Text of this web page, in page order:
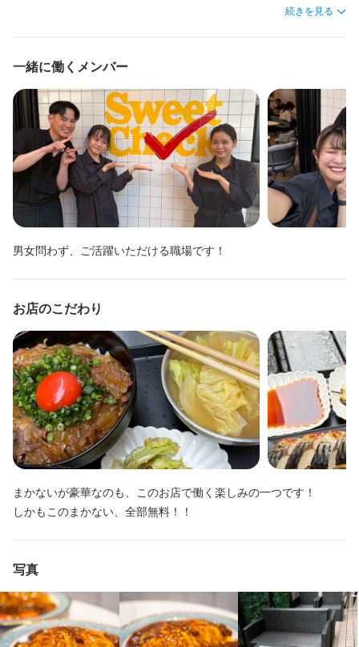
SNSで話題の“オムライスのプロ氏”がプロヂュースの「ぱっかーん
オムライス」は、スタッフがナイフをいれる瞬間をぜひ動画にお
さめてください♪
続きを見る
一緒に働くメンバー
男女問わず、ご活躍いただける職場です！
お店のこだわり
まかないが豪華なのも、このお店で働く楽しみの一つです！
しかもこのまかない、全部無料！！
写真
テーブルマナー
出店開業ノウハウ
求める人物像
■第二新卒
■職種・業種未経験者
■転職回数･ブランク不問
・飲食店未経験の方
・正社員デビューしたい方
・人と話すことが好きな方　大歓迎です！
「目標をみつけたい」
「新しい事に挑戦してみたい」など意欲重視の採用です。
※外国人の方必読※　接客の仕事があるので、日本語能力が【必
須】になります。
・ビジネス日本語が使える方
上記の条件を満たしている方が採用基準となります。
選考の流れ
応募ボタン(WEB応募)よりご応募ください！
■応募ボタン ‐24時間受付中‐
テーブルマナー
出店開業ノウハウ
求める人物像
■第二新卒
■職種・業種未経験者
■転職回数･ブランク不問
・飲食店未経験の方
・正社員デビューしたい方
・人と話すことが好きな方　大歓迎です！
「目標をみつけたい」
「新しい事に挑戦してみたい」など意欲重視の採用です。
※外国人の方必読※　接客の仕事があるので、日本語能力が【必
須】になります。
・ビジネス日本語が使える方
上記の条件を満たしている方が採用基準となります。
選考の流れ
応募ボタン(WEB応募)よりご応募ください！
■応募ボタン ‐24時間受付中‐
テーブルマナー
出店開業ノウハウ
求める人物像
■第二新卒
■職種・業種未経験者
■転職回数･ブランク不問
・飲食店未経験の方
・正社員デビューしたい方
・人と話すことが好きな方　大歓迎です！
「目標をみつけたい」
「新しい事に挑戦してみたい」など意欲重視の採用です。
※外国人の方必読※　接客の仕事があるので、日本語能力が【必
須】になります。
・ビジネス日本語が使える方
上記の条件を満たしている方が採用基準となります。
選考の流れ
応募ボタン(WEB応募)よりご応募ください！
■応募ボタン ‐24時間受付中‐
テーブルマナー
出店開業ノウハウ
求める人物像
■第二新卒
■職種・業種未経験者
■転職回数･ブランク不問
・飲食店未経験の方
・正社員デビューしたい方
・人と話すことが好きな方　大歓迎です！
「目標をみつけたい」
「新しい事に挑戦してみたい」など意欲重視の採用です。
※外国人の方必読※　接客の仕事があるので、日本語能力が【必
須】になります。
・ビジネス日本語が使える方
上記の条件を満たしている方が採用基準となります。
選考の流れ
応募ボタン(WEB応募)よりご応募ください！
■応募ボタン ‐24時間受付中‐
テーブルマナー
出店開業ノウハウ
求める人物像
■第二新卒
■職種・業種未経験者
■転職回数･ブランク不問
・飲食店未経験の方
・正社員デビューしたい方
・人と話すことが好きな方　大歓迎です！
「目標をみつけたい」
「新しい事に挑戦してみたい」など意欲重視の採用です。
※外国人の方必読※　接客の仕事があるので、日本語能力が【必
須】になります。
・ビジネス日本語が使える方
上記の条件を満たしている方が採用基準となります。
選考の流れ
応募ボタン(WEB応募)よりご応募ください！
■応募ボタン ‐24時間受付中‐
テーブルマナー
出店開業ノウハウ
求める人物像
■第二新卒
■職種・業種未経験者
■転職回数･ブランク不問
・飲食店未経験の方
・正社員デビューしたい方
・人と話すことが好きな方　大歓迎です！
「目標をみつけたい」
「新しい事に挑戦してみたい」など意欲重視の採用です。
※外国人の方必読※　接客の仕事があるので、日本語能力が【必
須】になります。
・ビジネス日本語が使える方
上記の条件を満たしている方が採用基準となります。
選考の流れ
応募ボタン(WEB応募)よりご応募ください！
■応募ボタン ‐24時間受付中‐
求める人物像
■第二新卒
■職種・業種未経験者
■転職回数･ブランク不問
・飲食店未経験の方
・オムライスが好きな方
・オシャレな街で働きたい方
・接客業が好きな方
・人と話すことが好きな方　大歓迎です！
「目標をみつけたい」
「新しい事に挑戦してみたい」など意欲重視の採用です。
※外国人の方必読※　接客の仕事があるので、日本語能力が【必
須】になります。
・「JLPTN2」の資格がお持ちの方
・ビジネス日本語が使える方
上記の条件を満たしている方が採用基準となります。
選考の流れ
■応募ボタン ‐24時間受付中‐
担当者より1日以内に
SMSとメールにて、ご連絡いたします
求める人物像
■第二新卒
■職種・業種未経験者
■転職回数･ブランク不問
・飲食店未経験の方
・オムライスが好きな方
・オシャレな街で働きたい方
・接客業が好きな方
・人と話すことが好きな方　大歓迎です！
「目標をみつけたい」
「新しい事に挑戦してみたい」など意欲重視の採用です。
※外国人の方必読※　接客の仕事があるので、日本語能力が【必
須】になります。
・「JLPTN2」の資格がお持ちの方
・ビジネス日本語が使える方
上記の条件を満たしている方が採用基準となります。
選考の流れ
■応募ボタン ‐24時間受付中‐
担当者より1日以内に
SMSとメールにて、ご連絡いたします
求める人物像
■第二新卒
■職種・業種未経験者
■転職回数･ブランク不問
・飲食店未経験の方
・オムライスが好きな方
・オシャレな街で働きたい方
・正社員デビューしたい方
・接客業が好きな方
・人と話すことが好きな方　大歓迎です！
「目標をみつけたい」
「新しい事に挑戦してみたい」など意欲重視の採用です。
※外国人の方必読※　接客の仕事があるので、日本語能力が【必
須】になります。
・「JLPTN2」の資格がお持ちの方
・ビジネス日本語が使える方
上記の条件を満たしている方が採用基準となります。
選考の流れ
応募ボタン(WEB応募)よりご応募ください！
■応募ボタン ‐24時間受付中‐
担当者より1日以内に
SMSとメールにて、ご連絡いたします
ーーーーーーーーーーーーーー
求める人物像
■第二新卒
■職種・業種未経験者
■転職回数･ブランク不問
・飲食店未経験の方
・オムライスが好きな方
・オシャレな街で働きたい方
・正社員デビューしたい方
・接客業が好きな方
・人と話すことが好きな方　大歓迎です！
「目標をみつけたい」
「新しい事に挑戦してみたい」など意欲重視の採用です。
※外国人の方必読※　接客の仕事があるので、日本語能力が【必
須】になります。
・「JLPTN2」の資格がお持ちの方
・ビジネス日本語が使える方
上記の条件を満たしている方が採用基準となります。
選考の流れ
応募ボタン(WEB応募)よりご応募ください！
■応募ボタン ‐24時間受付中‐
担当者より1日以内に
SMSとメールにて、ご連絡いたします
ーーーーーーーーーーーーーー
※外国人の方必読※　接客の仕事があるので、日本語能力が【必
須】になります。
・「JLPTN2」の資格がお持ちの方
・ビジネス日本語が使える方
上記の条件を満たしている方が採用基準となります。
選考の流れ
応募ボタン(WEB応募)よりご応募ください！
担当者より1日以内に
SMSとメールにて、ご連絡いたします
ーーーーーーーーーーーーーー
【面談について】
・持ち物：必要なし（履歴書も必要ありません！）
・服装：普段通りの格好でお越しください！
最後までお読みいただき、ありがとうございます！
ご応募を心よりお待ちしております！
※外国人の方必読※　接客の仕事があるので、日本語能力が【必
須】になります。
・「JLPTN2」の資格がお持ちの方
・ビジネス日本語が使える方
上記の条件を満たしている方が採用基準となります。
選考の流れ
応募ボタン(WEB応募)よりご応募ください！
担当者より1日以内に
SMSとメールにて、ご連絡いたします
ーーーーーーーーーーーーーー
【面談について】
・持ち物：必要なし（履歴書も必要ありません！）
・服装：普段通りの格好でお越しください！
最後までお読みいただき、ありがとうございます！
ご応募を心よりお待ちしております！
※外国人の方必読※　接客の仕事があるので、日本語能力が【必
須】になります。
・「JLPTN2」の資格がお持ちの方
・ビジネス日本語が使える方
上記の条件を満たしている方が採用基準となります。
選考の流れ
応募ボタン(WEB応募)よりご応募ください！
担当者より1日以内に
SMSとメールにて、ご連絡いたします
ーーーーーーーーーーーーーー
【面談について】
・持ち物：必要なし（履歴書も必要ありません！）
・服装：普段通りの格好でお越しください！
最後までお読みいただき、ありがとうございます！
ご応募を心よりお待ちしております！
※外国人の方必読※　接客の仕事があるので、日本語能力が【必
須】になります。
・「JLPTN2」の資格がお持ちの方
・ビジネス日本語が使える方
上記の条件を満たしている方が採用基準となります。
選考の流れ
応募ボタン(WEB応募)よりご応募ください！
担当者より1日以内に
SMSとメールにて、ご連絡いたします
ーーーーーーーーーーーーーー
【面談について】
・持ち物：必要なし（履歴書も必要ありません！）
・服装：普段通りの格好でお越しください！
最後までお読みいただき、ありがとうございます！
ご応募を心よりお待ちしております！
※外国人の方必読※　接客の仕事があるので、日本語能力が【必
須】になります。
・「JLPTN2」の資格がお持ちの方
・ビジネス日本語が使える方
上記の条件を満たしている方が採用基準となります。
選考の流れ
応募ボタン(WEB応募)よりご応募ください！
担当者より1日以内に
SMSとメールにて、ご連絡いたします
ーーーーーーーーーーーーーー
【面談について】
・持ち物：必要なし（履歴書も必要ありません！）
・服装：普段通りの格好でお越しください！
最後までお読みいただき、ありがとうございます！
ご応募を心よりお待ちしております！